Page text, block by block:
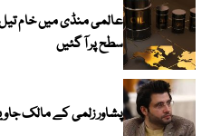
عالمی منڈی میں خام
سطح پر آ گئیں
پشاور زلمی کے مالک